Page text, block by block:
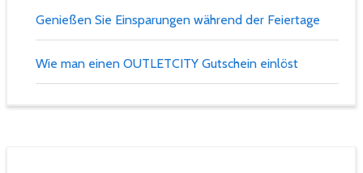
Genießen Sie Einsparungen während der Feiertage
Wie man einen OUTLETCITY Gutschein einlöst